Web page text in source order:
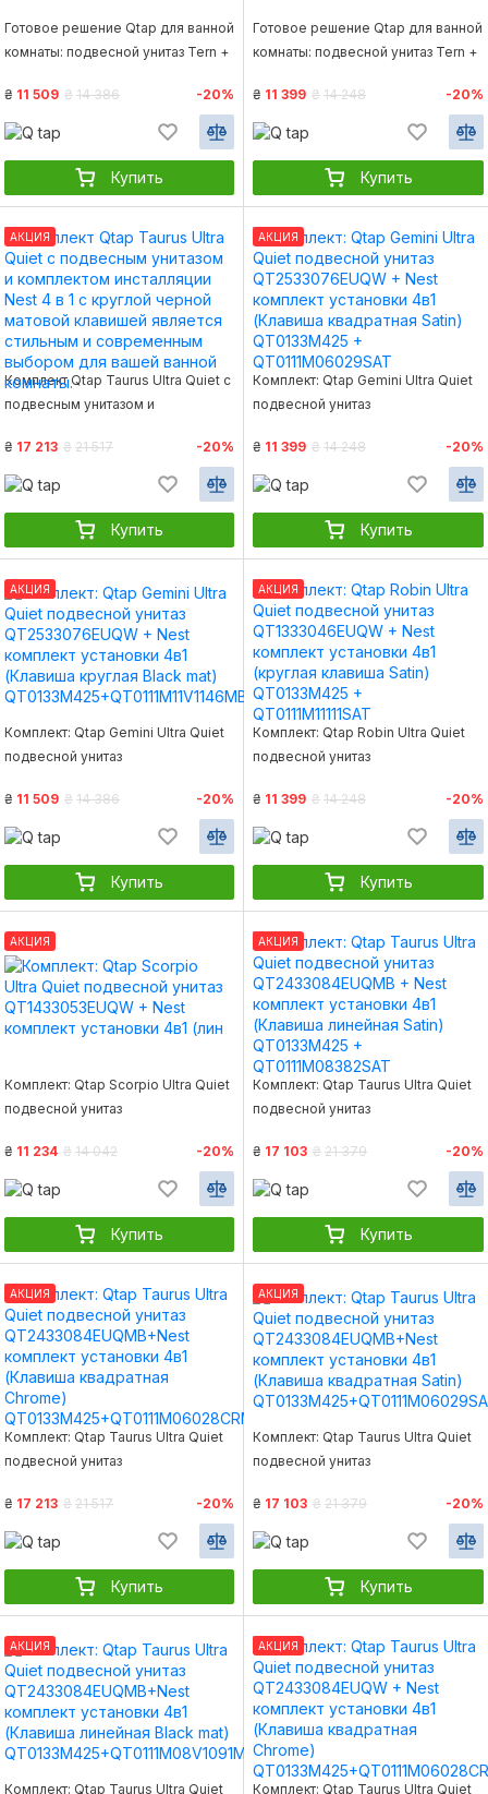
Готовое решение Qtap для ванной
комнаты: подвесной унитаз Tern +
(квадратная клавиша Chrome)
₴ 11 509 ₴ 14 386 -20%
Купить
Готовое решение Qtap для ванной
комнаты: подвесной унитаз Tern +
(квадратная клавиша Satin)
₴ 11 399 ₴ 14 248 -20%
Купить
АКЦИЯ
Комплект Qtap Taurus Ultra Quiet с
подвесным унитазом и
с круглой черной матовой
клавишей является стильным и
вашей ванной комнаты.
₴ 17 213 ₴ 21 517 -20%
Купить
АКЦИЯ
Комплект: Qtap Gemini Ultra Quiet
подвесной унитаз
установки 4в1 (Клавиша
квадратная Satin) QT0133M425 +
₴ 11 399 ₴ 14 248 -20%
Купить
АКЦИЯ
Комплект: Qtap Gemini Ultra Quiet
подвесной унитаз
комплект установки 4в1 (Клавиша
круглая Black mat)
QT0133M425+QT0111M11V1146MB
₴ 11 509 ₴ 14 386 -20%
Купить
АКЦИЯ
Комплект: Qtap Robin Ultra Quiet
подвесной унитаз
установки 4в1 (круглая клавиша
Satin) QT0133M425 +
₴ 11 399 ₴ 14 248 -20%
Купить
АКЦИЯ
Комплект: Qtap Scorpio Ultra Quiet
подвесной унитаз
установки 4в1 (лин
₴ 11 234 ₴ 14 042 -20%
Купить
АКЦИЯ
Комплект: Qtap Taurus Ultra Quiet
подвесной унитаз
комплект установки 4в1 (Клавиша
линейная Satin) QT0133M425 +
₴ 17 103 ₴ 21 379 -20%
Купить
АКЦИЯ
Комплект: Qtap Taurus Ultra Quiet
подвесной унитаз
комплект установки 4в1 (Клавиша
квадратная Chrome)
QT0133M425+QT0111M06028CRM
₴ 17 213 ₴ 21 517 -20%
Купить
АКЦИЯ
Комплект: Qtap Taurus Ultra Quiet
подвесной унитаз
комплект установки 4в1 (Клавиша
квадратная Satin)
QT0133M425+QT0111M06029SAT
₴ 17 103 ₴ 21 379 -20%
Купить
АКЦИЯ
Комплект: Qtap Taurus Ultra Quiet
АКЦИЯ
Комплект: Qtap Taurus Ultra Quiet